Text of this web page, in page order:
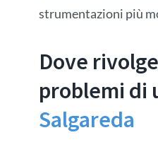
strumentazioni più
Dove
problemi di
Salgareda